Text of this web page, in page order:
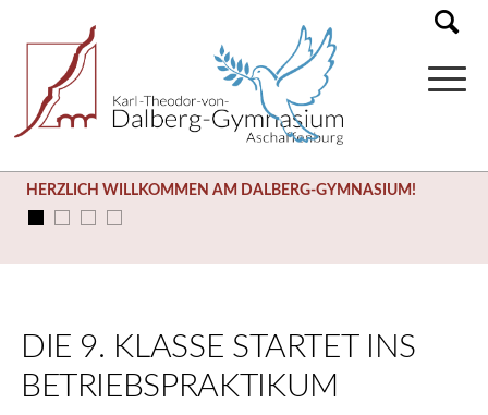
HERZLICH WILLKOMMEN AM DALBERG-GYMNASIUM!
DIE 9. KLASSE STARTET INS
BETRIEBSPRAKTIKUM